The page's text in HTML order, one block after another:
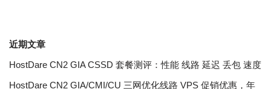
近期文章
HostDare CN2 GIA CSSD 套餐测评：性能 线路 延迟 丢包 速度
HostDare CN2 GIA/CMI/CU 三网优化线路 VPS 促销优惠，年